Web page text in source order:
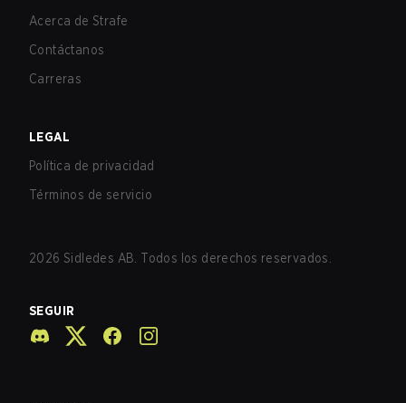
Acerca de Strafe
Contáctanos
Carreras
LEGAL
Política de privacidad
Términos de servicio
2026 Sidledes AB. Todos los derechos reservados.
SEGUIR